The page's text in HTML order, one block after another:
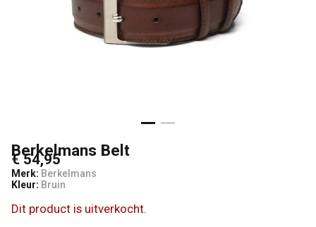
Berkelmans Belt
€ 54,95
Merk: Berkelmans
Kleur: Bruin
Dit product is uitverkocht.